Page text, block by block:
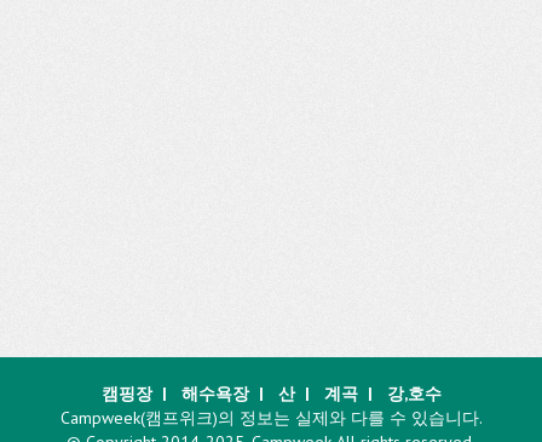
캠핑장| 해수욕장| 산| 계곡|
강,호수
Campweek(캠프위크)의 정보는 실제와 다를 수 있습니다.